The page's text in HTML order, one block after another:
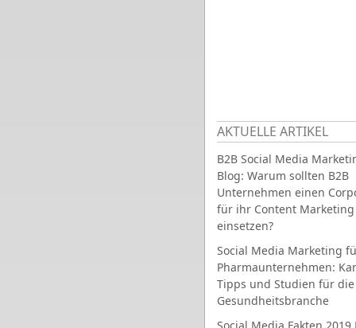
AKTUELLE ARTIKEL
B2B Social Media
Blog: Warum sollten B2B
Unternehmen einen
für ihr Content Marketing
einsetzen?
Social Media Marketing
Pharmaunternehmen:
Tipps und Studien für die
Gesundheitsbranche